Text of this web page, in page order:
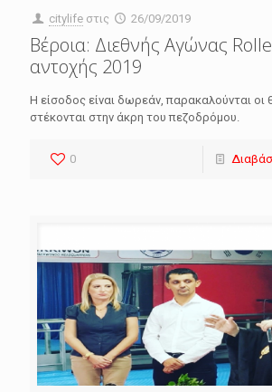
citylife στις 26/09/2019
Βέροια: Διεθνής Αγώνας
αντοχής 2019
Η είσοδος είναι δωρεάν, παρακαλούνται οι
στέκονται στην άκρη του πεζοδρόμου.
0